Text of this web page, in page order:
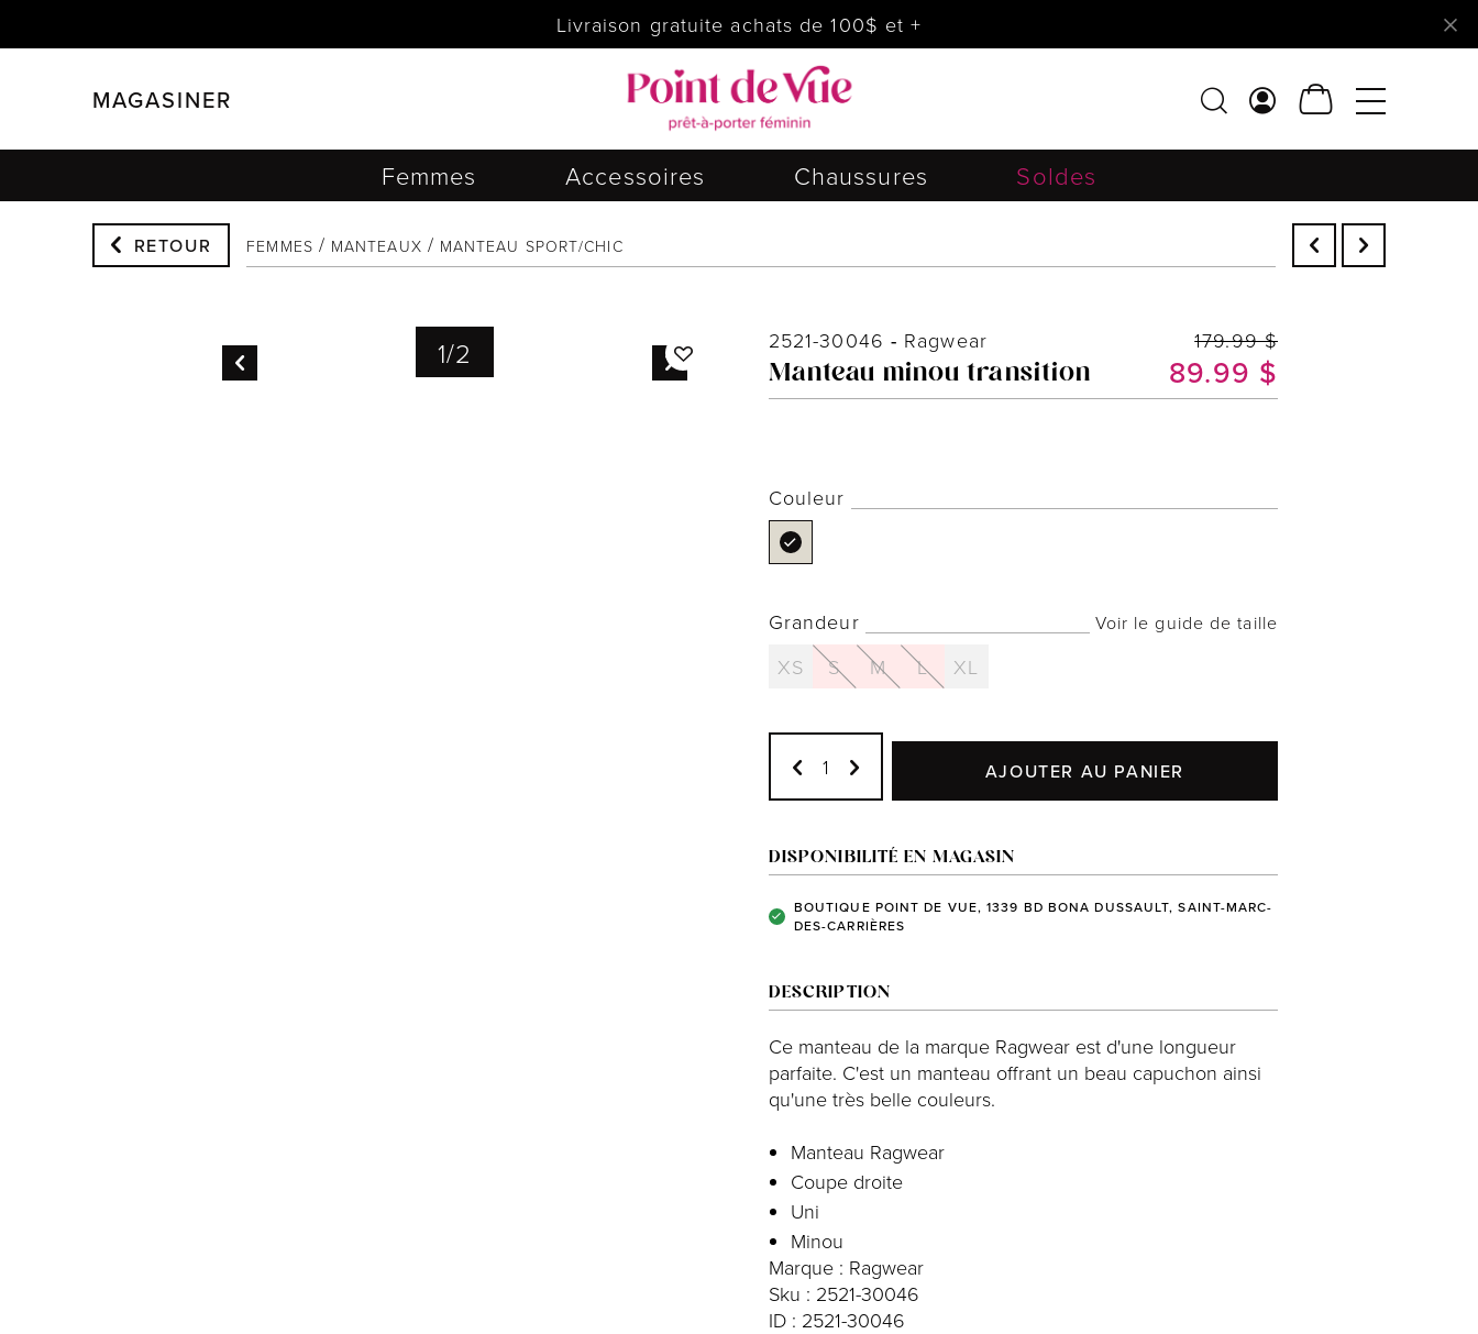
Livraison gratuite achats de 100$ et +
MAGASINER
FILTRER
Femmes Accessoires Chaussures Soldes
RETOUR FEMMES MANTEAUX MANTEAU SPORT/CHIC
1/2 2521-30046 - Ragwear
Manteau minou transition 89.99 $
179.99 $
Couleur
Grandeur Voir le guide de taille
XS S M L XL
AJOUTER AU PANIER
DISPONIBILITÉ EN MAGASIN
BOUTIQUE POINT DE VUE, 1339 BD BONA DUSSAULT, SAINT-MARC-
DES-CARRIÈRES
DESCRIPTION
Ce manteau de la marque Ragwear est d'une longueur
parfaite. C'est un manteau offrant un beau capuchon ainsi
qu'une très belle couleurs.
Manteau Ragwear
Coupe droite
Uni
Minou
Marque : Ragwear
Sku : 2521-30046
ID : 2521-30046